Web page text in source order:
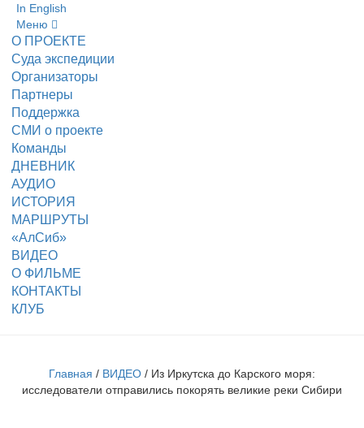
In English
Меню
О ПРОЕКТЕ
Суда экспедиции
Организаторы
Партнеры
Поддержка
СМИ о проекте
Команды
ДНЕВНИК
АУДИО
ИСТОРИЯ
МАРШРУТЫ
«АлСиб»
ВИДЕО
О ФИЛЬМЕ
КОНТАКТЫ
КЛУБ
Главная / ВИДЕО / Из Иркутска до Карского моря:
исследователи отправились покорять великие реки Сибири